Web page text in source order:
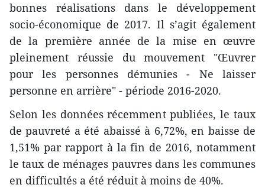
bonnes réalisations dans le développement
socio-économique de 2017. Il s’agit également
de la première année de la mise en œuvre
pleinement réussie du mouvement "Œuvrer
pour les personnes démunies - Ne laisser
personne en arrière" - période 2016-2020.
Selon les données récemment publiées, le taux
de pauvreté a été abaissé à 6,72%, en baisse de
1,51% par rapport à la fin de 2016, notamment
le taux de ménages pauvres dans les communes
en difficultés a été réduit à moins de 40%.